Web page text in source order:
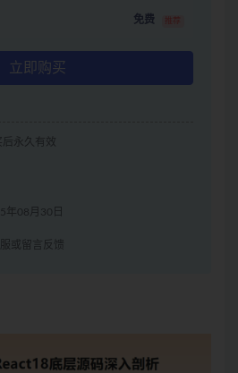
免费 推荐
立即购买
后永久有效
年08月30日
或留言反馈